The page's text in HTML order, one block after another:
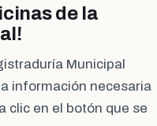
de la
Municipal
información necesaria
clic en el botón que se